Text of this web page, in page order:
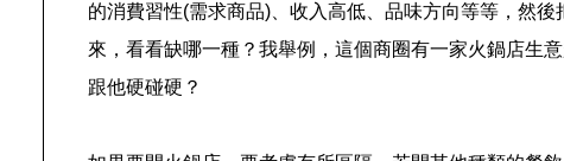
的消費習性(需求商品)、收入高低、品味方向等等，然
來，看看缺哪一種？我舉例，這個商圈有一家火鍋店生
跟他硬碰硬？